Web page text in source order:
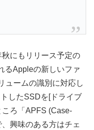
にもリリース予定の
るAppleの新しいファ
ュームの識別に対応し
したSSDを[ドライブ
ろ「APFS (Case-
興味のある方はチェ